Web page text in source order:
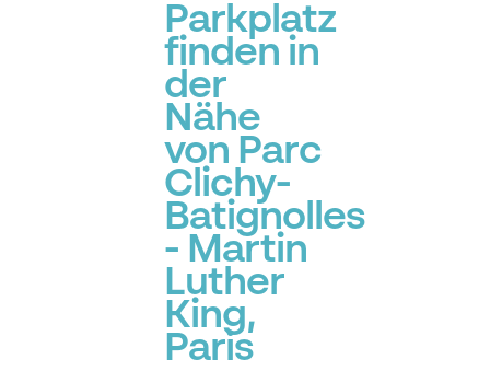
Parkplatz
finden in
der
Nähe
von Parc
Clichy-
Batignolles
- Martin
Luther
King,
Paris